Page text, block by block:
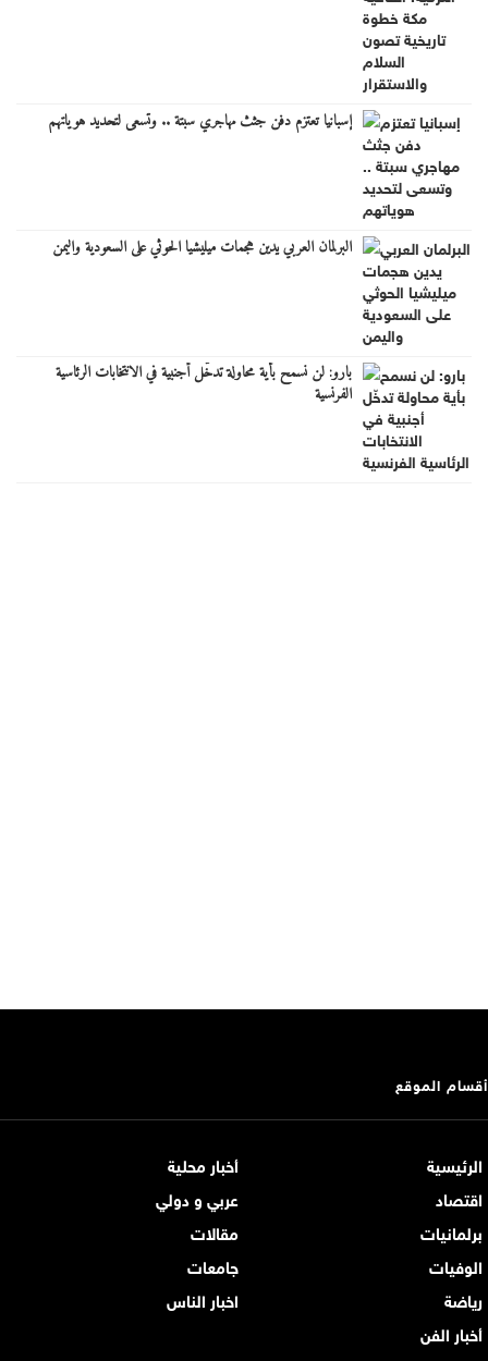
إسبانيا تعتزم دفن جثث مهاجري سبتة .. وتسعى لتحديد هوياتهم
البرلمان العربي يدين هجمات ميليشيا الحوثي على السعودية واليمن
بارو: لن نسمح بأية محاولة تدخّل أجنبية في الانتخابات الرئاسية
الفرنسية
أقسام الموقع
الرئيسية
أخبار محلية
اقتصاد
عربي و دولي
برلمانيات
مقالات
الوفيات
جامعات
رياضة
اخبار الناس
أخبار الفن